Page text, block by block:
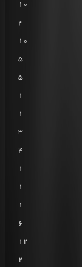
10
4
10
5
5
1
1
3
4
1
1
1
6
12
2